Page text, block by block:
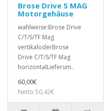
Brose Drive S MAG
Motorgehäuse
wahlweise:Brose Drive
C/T/S/TF Mag
vertikaloderBrose
Drive C/T/S/TF Mag
horizontalLieferum..
60,00€
Netto 50,42€